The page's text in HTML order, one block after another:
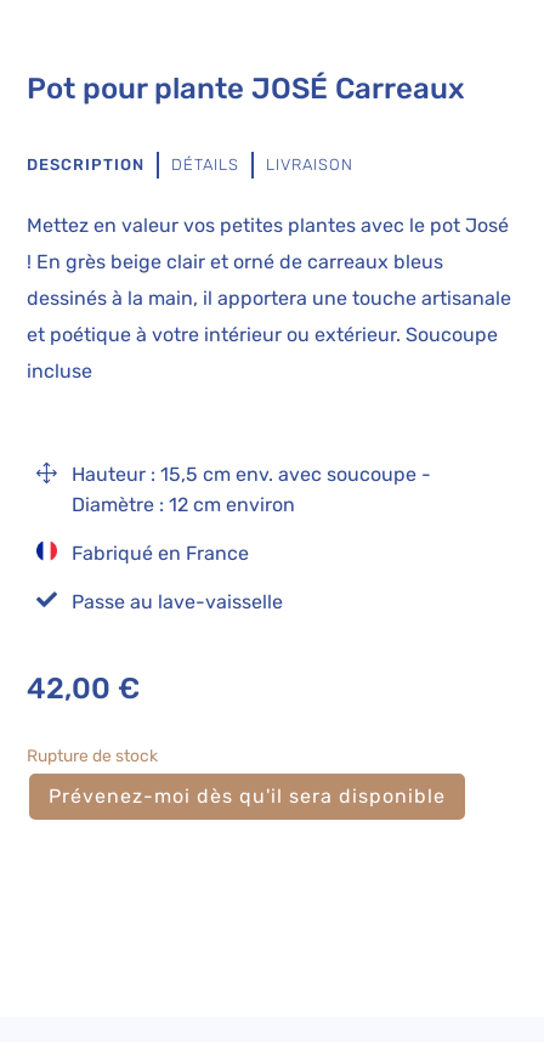
Pot pour plante JOSÉ Carreaux
DESCRIPTION DÉTAILS LIVRAISON
Mettez en valeur vos petites plantes avec le pot José
! En grès beige clair et orné de carreaux bleus
dessinés à la main, il apportera une touche artisanale
et poétique à votre intérieur ou extérieur. Soucoupe
incluse
1
Hauteur : 15,5 cm env. avec soucoupe -
Diamètre : 12 cm environ
Fabriqué en France
 Passe au lave-vaisselle
42,00 €
Rupture de stock